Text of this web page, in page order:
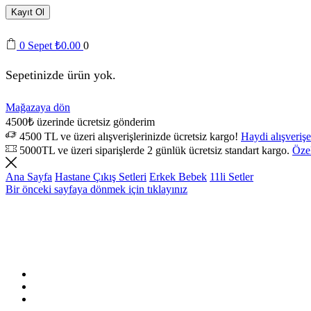
Kayıt Ol
0 Sepet ₺0.00 0
Sepetinizde ürün yok.
Mağazaya dön
4500₺ üzerinde ücretsiz gönderim
4500 TL ve üzeri alışverişlerinizde ücretsiz kargo! Haydi alışverişe
5000TL ve üzeri siparişlerde 2 günlük ücretsiz standart kargo.
Ana Sayfa Hastane Çıkış Setleri Erkek Bebek 11li Setler
Bir önceki sayfaya dönmek için tıklayınız